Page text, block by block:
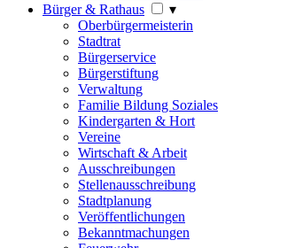
Bürger & Rathaus
▾
Oberbürgermeisterin
Stadtrat
Bürgerservice
Bürgerstiftung
Verwaltung
Familie Bildung Soziales
Kindergarten & Hort
Vereine
Wirtschaft & Arbeit
Ausschreibungen
Stellenausschreibung
Stadtplanung
Veröffentlichungen
Bekanntmachungen